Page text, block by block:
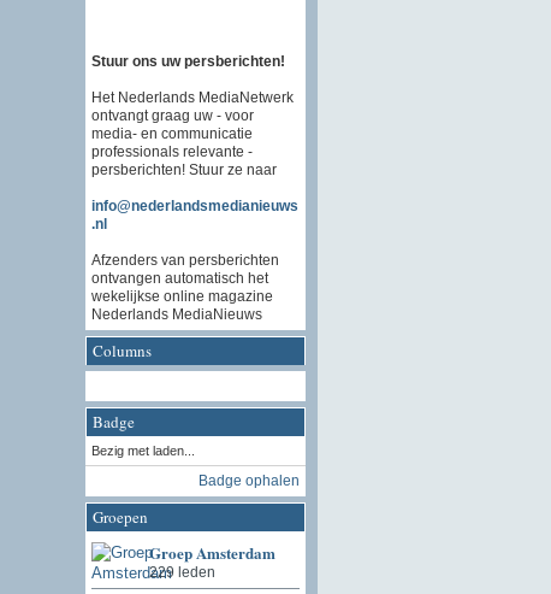
Stuur ons uw persberichten!
Het Nederlands MediaNetwerk
ontvangt graag uw - voor
media- en communicatie
professionals relevante -
persberichten! Stuur ze naar
info@nederlandsmedianieuws
.nl
Afzenders van persberichten
ontvangen automatisch het
wekelijkse online magazine
Nederlands MediaNieuws
Columns
Badge
Bezig met laden...
Badge ophalen
Groepen
Groep Amsterdam
229 leden